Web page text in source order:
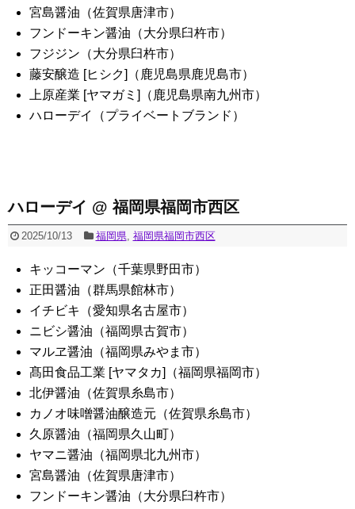
宮島醤油（佐賀県唐津市）
フンドーキン醤油（大分県臼杵市）
フジジン（大分県臼杵市）
藤安醸造 [ヒシク]（鹿児島県鹿児島市）
上原産業 [ヤマガミ]（鹿児島県南九州市）
ハローデイ（プライベートブランド）
ハローデイ @ 福岡県福岡市西区
2025/10/13 福岡県, 福岡県福岡市西区
キッコーマン（千葉県野田市）
正田醤油（群馬県館林市）
イチビキ（愛知県名古屋市）
ニビシ醤油（福岡県古賀市）
マルヱ醤油（福岡県みやま市）
髙田食品工業 [ヤマタカ]（福岡県福岡市）
北伊醤油（佐賀県糸島市）
カノオ味噌醤油醸造元（佐賀県糸島市）
久原醤油（福岡県久山町）
ヤマニ醤油（福岡県北九州市）
宮島醤油（佐賀県唐津市）
フンドーキン醤油（大分県臼杵市）